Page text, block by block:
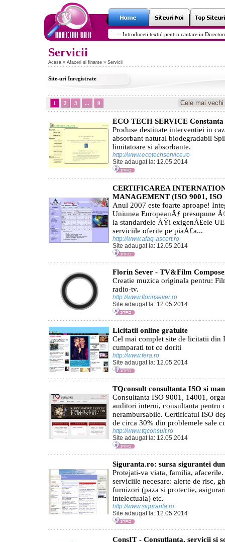
Servicii
Acasa» Afaceri si finante » Servicii
Site-uri Inregistrate
1 2 3 ... 9
ECO TECH SERVICE Constanta
Produse destinate interventiei in
absorbant natural biodegradabil
limitatoare si absorbante.
http://www.ecotechservice.ro
Site adaugat la: 12.05.2014
CERTIFICAREA
MANAGEMENT (ISO 9001, ISO
Anul 2007 este foarte aproape!
Uniunea EuropeanÄƒ presupune
la standardele ÅŸi exigenÅ£ele
serviciile oferite pe piaÅ£a...
http://www.afaq-ascert.ro
Site adaugat la: 12.05.2014
Florin Sever - TV&Film
Creatie muzica originala pentru:
radio-tv.
http://www.florinsever.ro
Site adaugat la: 12.05.2014
Licitatii online gratuite
Cel mai complet site de licitatii din
cumparati tot ce doriti
http://www.fera.ro
Site adaugat la: 12.05.2014
TQconsult consultanta ISO si
Consultanta ISO 9001, 14001,
auditori interni, consultanta pentru
nerambursabile. Certificatul ISO
de circa 30% din problemele sale
http://www.tqconsult.ro
Site adaugat la: 12.05.2014
Siguranta.ro: sursa sigurantei
Protejati-va viata, familia,
serviciile necesare: alerte de risc,
furnizori (paza si protectie,
intelectuala) etc.
http://www.siguranta.ro
Site adaugat la: 12.05.2014
ConsIT - Consutlanta, servicii si